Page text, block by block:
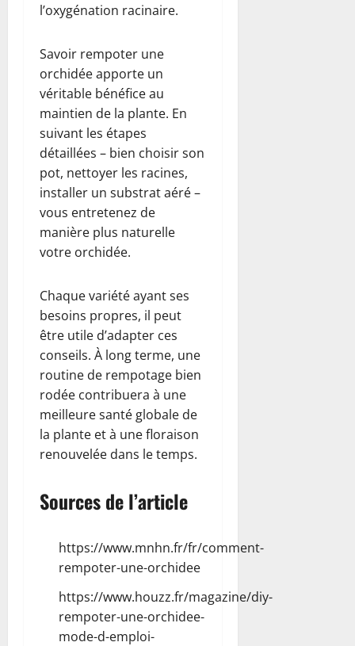
l’oxygénation racinaire.
Savoir rempoter une
orchidée apporte un
véritable bénéfice au
maintien de la plante. En
suivant les étapes
détaillées – bien choisir son
pot, nettoyer les racines,
installer un substrat aéré –
vous entretenez de
manière plus naturelle
votre orchidée.
Chaque variété ayant ses
besoins propres, il peut
être utile d’adapter ces
conseils. À long terme, une
routine de rempotage bien
rodée contribuera à une
meilleure santé globale de
la plante et à une floraison
renouvelée dans le temps.
Sources de l’article
https://www.mnhn.fr/fr/comment-
rempoter-une-orchidee
https://www.houzz.fr/magazine/diy-
rempoter-une-orchidee-
mode-d-emploi-